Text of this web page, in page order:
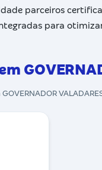
parceiros
para